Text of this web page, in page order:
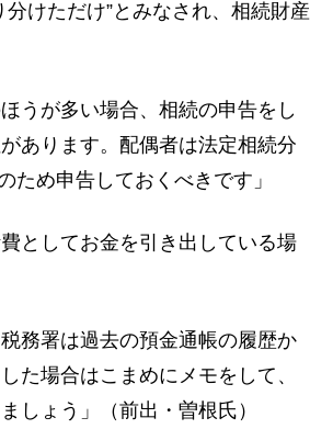
分けただけ”とみなされ、相続財産
うが多い場合、相続の申告をし
あります。配偶者は法定相続分
め申告しておくべきです」
としてお金を引き出している場
務署は過去の預金通帳の履歴か
た場合はこまめにメモをして、
しょう」（前出・曽根氏）